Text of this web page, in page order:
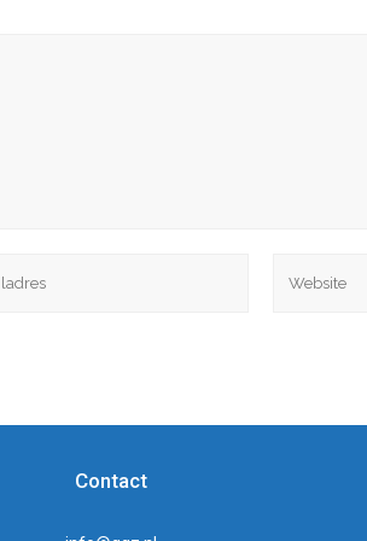
Contact